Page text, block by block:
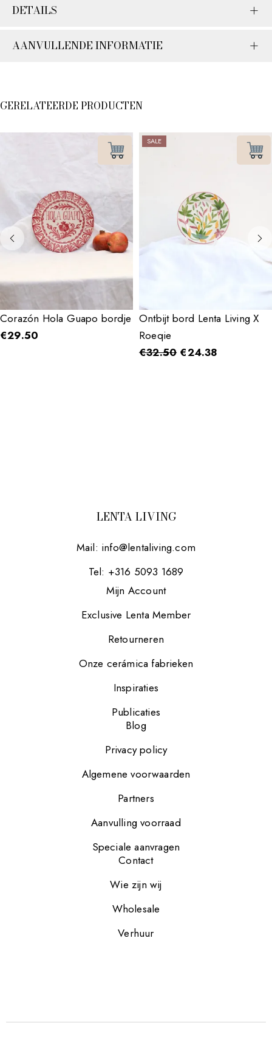
DETAILS
AANVULLENDE INFORMATIE
GERELATEERDE PRODUCTEN
Corazón Hola Guapo bordje
€29.50
SALE
Ontbijt bord Lenta Living X
Roeqie
€32.50 €24.38
LENTA LIVING
Mail: info@lentaliving.com
Tel: +316 5093 1689
Mijn Account
Exclusive Lenta Member
Retourneren
Onze cerámica fabrieken
Inspiraties
Publicaties
Blog
Privacy policy
Algemene voorwaarden
Partners
Aanvulling voorraad
Speciale aanvragen
Contact
Wie zijn wij
Wholesale
Verhuur